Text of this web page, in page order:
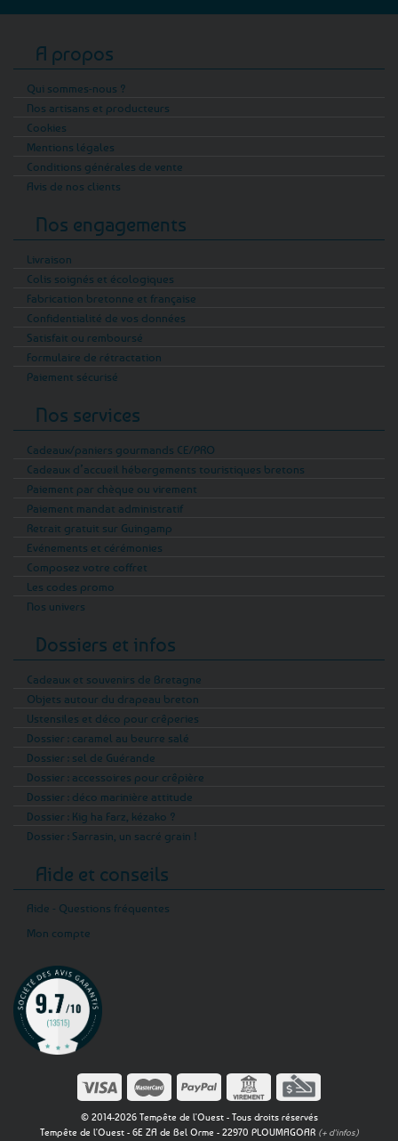
A propos
Qui sommes-nous ?
Nos artisans et producteurs
Cookies
Mentions légales
Conditions générales de vente
Avis de nos clients
Nos engagements
Livraison
Colis soignés et écologiques
Fabrication bretonne et française
Confidentialité de vos données
Satisfait ou remboursé
Formulaire de rétractation
Paiement sécurisé
Nos services
Cadeaux/paniers gourmands CE/PRO
Cadeaux d’accueil hébergements touristiques bretons
Paiement par chèque ou virement
Paiement mandat administratif
Retrait gratuit sur Guingamp
Evénements et cérémonies
Composez votre coffret
Les codes promo
Nos univers
Dossiers et infos
Cadeaux et souvenirs de Bretagne
Objets autour du drapeau breton
Ustensiles et déco pour crêperies
Dossier : caramel au beurre salé
Dossier : sel de Guérande
Dossier : accessoires pour crêpière
Dossier : déco marinière attitude
Dossier : Kig ha Farz, kézako ?
Dossier : Sarrasin, un sacré grain !
Aide et conseils
Aide - Questions fréquentes
Mon compte
© 2014-2026 Tempête de l'Ouest - Tous droits réservés
Tempête de l'Ouest - 6E ZA de Bel Orme - 22970 PLOUMAGOAR (+ d'infos)